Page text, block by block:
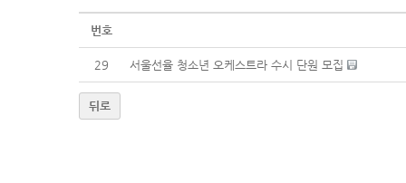
번호
29 서울선율 청소년 오케스트라 수시 단원 모집
뒤로